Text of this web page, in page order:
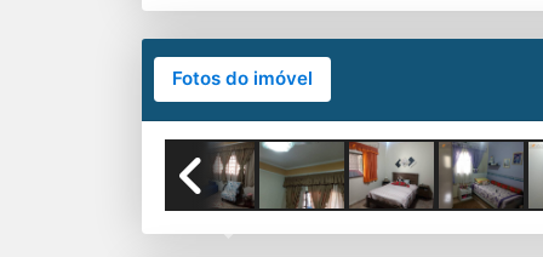
Fotos do imóvel